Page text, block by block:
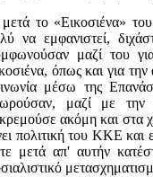
το «Εικοσιένα»
να εμφανι­στεί,
μαζί του
όπως και για
μέσω της
μαζί με την
ακόμη και στα
πολιτική του ΚΚΕ
μετά απ' αυτήν